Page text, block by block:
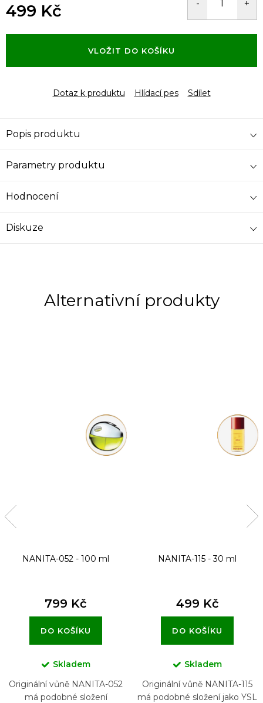
499 Kč
cena:
VLOŽIT DO KOŠÍKU
Dotaz k produktu Hlídací pes Sdílet
Popis produktu
Parametry produktu
Hodnocení
Diskuze
NANITA-052 - 100 ml
799 Kč
DO KOŠÍKU
Skladem
Originální vůně NANITA-052
má podobné složení
NANITA-115 - 30 ml
499 Kč
DO KOŠÍKU
Skladem
Originální vůně NANITA-115
má podobné složení jako YSL